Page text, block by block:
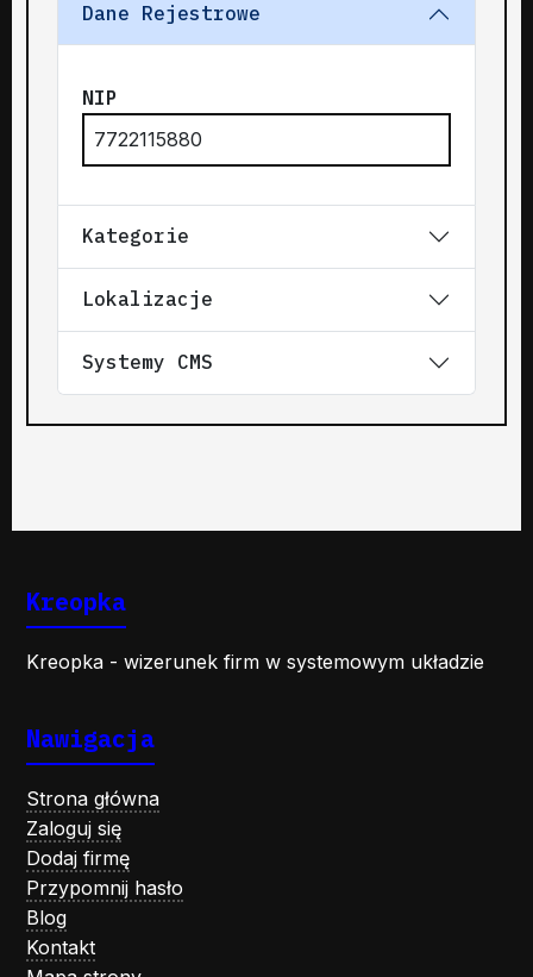
Dane Rejestrowe
NIP
7722115880
Kategorie
Lokalizacje
Systemy CMS
Kreopka
Kreopka - wizerunek firm w systemowym układzie
Nawigacja
Strona główna
Zaloguj się
Dodaj firmę
Przypomnij hasło
Blog
Kontakt